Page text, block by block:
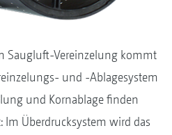
Saugluft-Vereinzelung kommt
und -Ablagesystem
und Kornablage finden
Überdrucksystem wird das